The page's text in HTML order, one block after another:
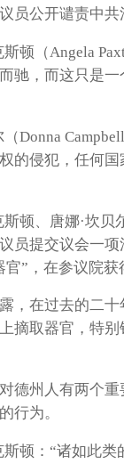
员公开谴责中共
顿（Angela
驰，而这只是一
Donna
的侵犯，任何
顿、唐娜·坎贝
员提交议会一项
”，在参议院获
，在过去的二十
摘取器官，特
德州人有两个重
行为。
顿：“诸如此类